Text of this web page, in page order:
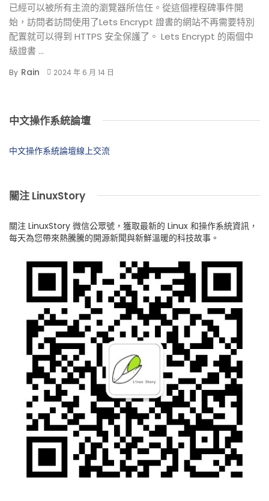
已經可以被所有主流的瀏覽器所信任。從這個裡程碑事件開
始，訪問者訪問使用了Lets Encrypt 證書的網站不再需要特別
配置就可以得到 HTTPS 安全保護了。 Lets Encrypt 的兩個中
級證書 ...
By Rain 2024 年 6 月 14 日
中文操作系統論壇
中文操作系統論壇線上交流
關注 LinuxStory
關注 LinuxStory 微信公眾號，獲取最新的 Linux 和操作系統資訊，
每天為您帶來熱騰騰的開源新聞與新鮮溫暖的科技故事。